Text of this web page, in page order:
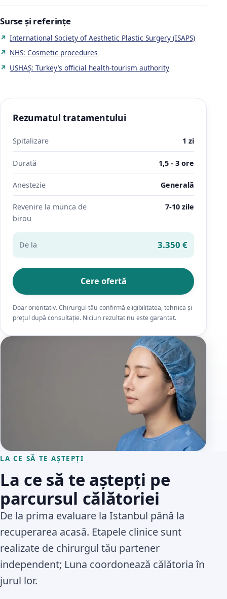
Surse și referințe
International Society of Aesthetic Plastic Surgery (ISAPS)
NHS: Cosmetic procedures
USHAŞ: Turkey’s official health-tourism authority
Rezumatul tratamentului
Spitalizare 1 zi
Durată 1,5 - 3 ore
Anestezie Generală
Revenire la munca de
birou
7-10 zile
De la 3.350 €
Cere ofertă
Doar orientativ. Chirurgul tău confirmă eligibilitatea, tehnica și
prețul după consultație. Niciun rezultat nu este garantat.
LA CE SĂ TE AȘTEPȚI
La ce să te aștepți pe
parcursul călătoriei
De la prima evaluare la Istanbul până la
recuperarea acasă. Etapele clinice sunt
realizate de chirurgul tău partener
independent; Luna coordonează călătoria în
jurul lor.